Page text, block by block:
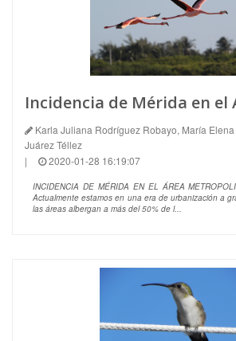
Karla Juliana Rodríguez Robayo, María
Juárez Téllez
|
2020-01-28 16:19:07
INCIDENCIA DE MÉRIDA EN EL ÁREA
Actualmente estamos en una era de urbanización a
las áreas albergan a más del 50% de l...